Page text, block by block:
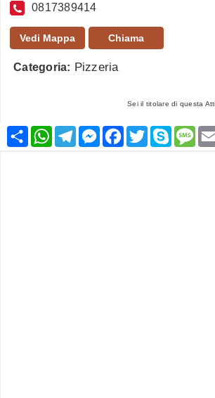
0817389414
Vedi Mappa Chiama
Categoria: Pizzeria
Sei il titolare di questa
CondividiWhatsApp
TelegramMessenger
Facebook
TwitterSkype